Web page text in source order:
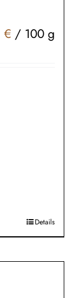
€ / 100 g
Details